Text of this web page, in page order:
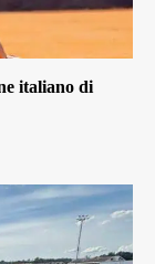
italiano di